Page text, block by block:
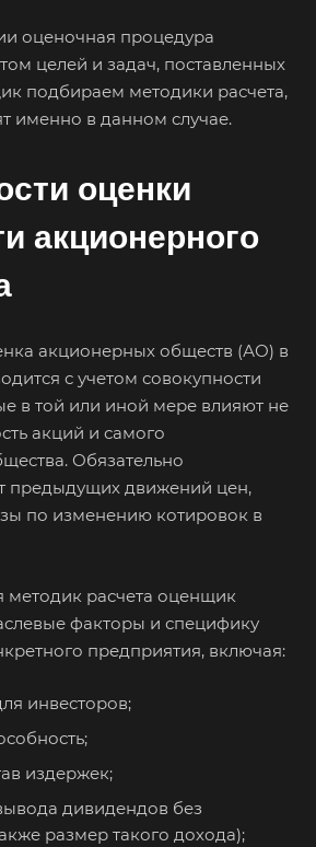
оценочная процедура
целей и задач, поставленных
подбираем методики расчета,
именно в данном случае.
оценки
акционерного
акционерных обществ (АО) в
с учетом совокупности
в той или иной мере влияют не
акций и самого
Обязательно
предыдущих движений цен,
по изменению котировок в
методик расчета оценщик
факторы и специфику
предприятия, включая:
инвесторов;
издержек;
дивидендов без
размер такого дохода);